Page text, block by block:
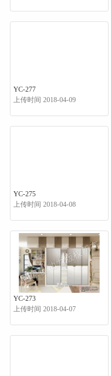
YC-277
上传时间 2018-04-09
YC-275
上传时间 2018-04-08
YC-273
上传时间 2018-04-07